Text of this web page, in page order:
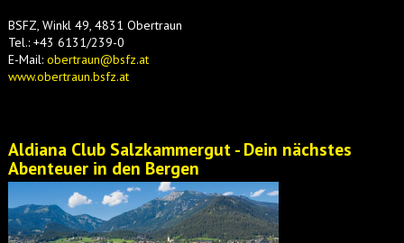
BSFZ, Winkl 49, 4831 Obertraun
Tel.: +43 6131/239-0
E-Mail: obertraun@bsfz.at
www.obertraun.bsfz.at
Aldiana Club Salzkammergut - Dein nächstes
Abenteuer in den Bergen